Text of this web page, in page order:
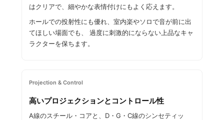
はクリアで、細やかな表情付けにもよく応えます。
ホールでの投射性にも優れ、室内楽やソロで音が前に出
てほしい場面でも、 過度に刺激的にならない上品なキャ
ラクターを保ちます。
Projection & Control
高いプロジェクションとコントロール性
A線のスチール・コアと、D・G・C線のシンセティッ